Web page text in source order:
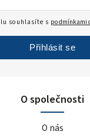
O společnosti
O nás
souhlasíte s podmínkami
Přihlásit se